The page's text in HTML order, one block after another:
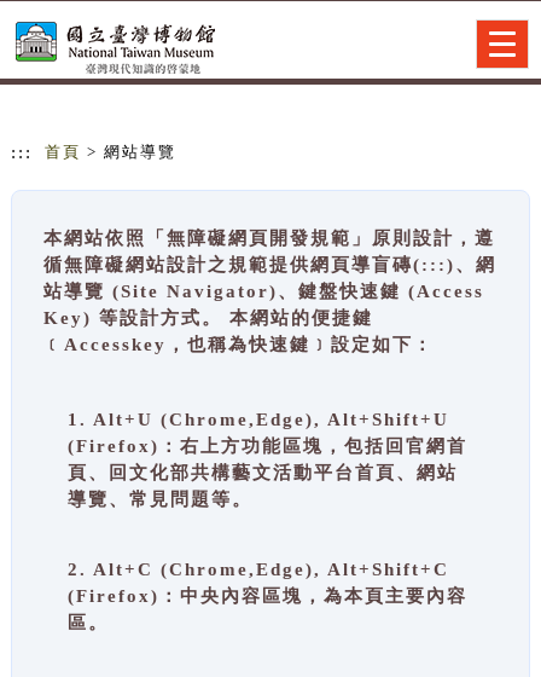
::: 首頁 > 網站導覽
本網站依照「無障礙網頁開發規範」原則設計，遵
循無障礙網站設計之規範提供網頁導盲磚(:::)、網
站導覽 (Site Navigator)、鍵盤快速鍵 (Access
Key) 等設計方式。 本網站的便捷鍵
﹝Accesskey，也稱為快速鍵﹞設定如下：
1. Alt+U (Chrome,Edge), Alt+Shift+U
(Firefox)：右上方功能區塊，包括回官網首
頁、回文化部共構藝文活動平台首頁、網站
導覽、常見問題等。
2. Alt+C (Chrome,Edge), Alt+Shift+C
(Firefox)：中央內容區塊，為本頁主要內容
區。